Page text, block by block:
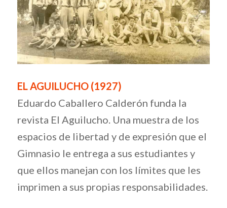
EL AGUILUCHO (1927)
Eduardo Caballero Calderón funda la
revista El Aguilucho. Una muestra de los
espacios de libertad y de expresión que el
Gimnasio le entrega a sus estudiantes y
que ellos manejan con los límites que les
imprimen a sus propias responsabilidades.